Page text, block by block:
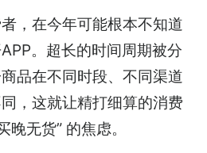
，在今年可能根本不知道
。超长的时间周期被分
品在不同时段、不同渠道
，这就让精打细算的消费
无货” 的焦虑。